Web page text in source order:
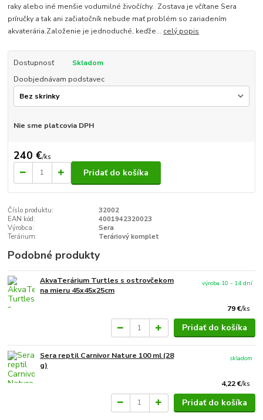
raky alebo iné menšie vodumilné živočíchy. Zostava je včítane Sera
príručky a tak ani začiatočník nebude mať problém so zariadením
akvaterária.Založenie je jednoduché, keďže... celý popis
Dostupnosť
Skladom
Doobjednávam podstavec
Nie sme platcovia DPH
240 €/ks
Pridať do košíka
Číslo produktu:
32002
EAN kód:
4001942320023
Výrobca:
Sera
Terárium:
Teráriový komplet
Podobné produkty
AkvaTerárium Turtles s ostrovčekom
na mieru 45x45x25cm
79 €/ks
výroba 10 - 14 dní
Pridať do košíka
Sera reptil Carnivor Nature 100 ml (28
g)
4,22 €/ks
skladom
Pridať do košíka